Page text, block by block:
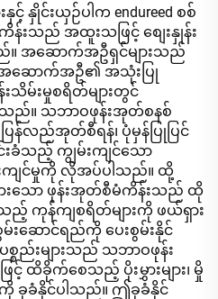
င့် နှိုင်းယှဉ်ပါက endureed စစ်
းသည် အထူးသဖြင့် စျေးနှုန်း
။ အဆောက်အဦရှင်များသည်
ဆောက်အဦ၏ အသုံးပြု
သိမ်းမှုစရိတ်များတွင်
သည်။ သဘာဝဖုန်းအုတ်စနစ်
ြန်လည်အုတ်စီရန်၊ ပုံမှန်ပြုပြင်
င်းခံသည့် ကျွမ်းကျင်သော
ကျင်မှုကို လိုအပ်ပါသည်။ ထို့
ားသော ဖုန်းအုတ်စီမံကိန်းသည် ထို
ည့် ကုန်ကျစရိတ်များကို ဖယ်ရှား
မ်းဆောင်ရည်ကို ပေးစွမ်းနိုင်
စည်းများသည် သဘာဝဖုန်း
င့် ထိခိုက်စေသည့် ပိုးမွှားများ၊ မှို
းကို ခုခံနိုင်ပါသည်။ ဤခုခံနိုင်